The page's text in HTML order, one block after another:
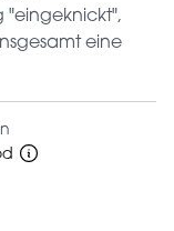
"eingeknickt",
eine